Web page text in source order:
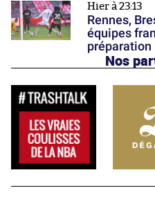
Hier à 23:13
Rennes,
équipes
préparation
Nos